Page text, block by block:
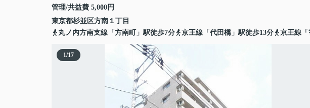
管理/共益費 5,000円
東京都杉並区方南 １丁目
丸ノ内方南支線「方南町」駅徒歩7分
京王線「代田橋」駅徒歩13分 京王線「
1/17